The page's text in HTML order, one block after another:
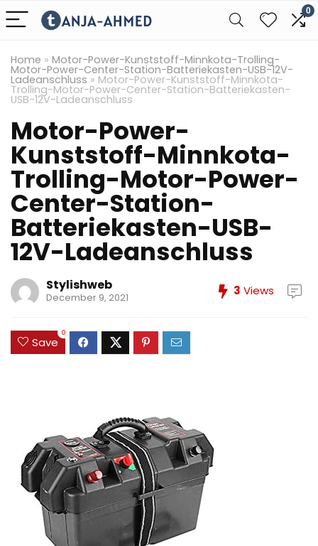
0
Home » Motor-Power-Kunststoff-Minnkota-Trolling-
Motor-Power-Center-Station-Batteriekasten-USB-12V-
Ladeanschluss » Motor-Power-Kunststoff-Minnkota-
Trolling-Motor-Power-Center-Station-Batteriekasten-
USB-12V-Ladeanschluss
Motor-Power-
Kunststoff-Minnkota-
Trolling-Motor-Power-
Center-Station-
Batteriekasten-USB-
12V-Ladeanschluss
Stylishweb
December 9, 2021 3 Views
Save
0